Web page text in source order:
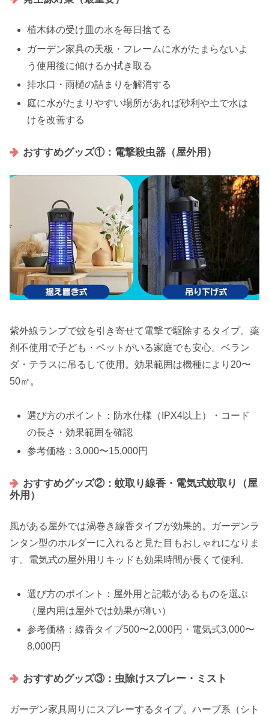
植木鉢の受け皿の水を毎日捨てる
ガーデン家具の天板・フレームに水がたまらないよ
う使用後に傾けるか拭き取る
排水口・雨樋の詰まりを解消する
庭に水がたまりやすい場所があれば砂利や土で水は
けを改善する
おすすめグッズ①：電撃殺虫器（屋外用）
紫外線ランプで蚊を引き寄せて電撃で駆除するタイプ。薬
剤不使用で子ども・ペットがいる家庭でも安心。ベラン
ダ・テラスに吊るして使用。効果範囲は機種により20〜
50㎡。
選び方のポイント：防水仕様（IPX4以上）・コード
の長さ・効果範囲を確認
参考価格：3,000〜15,000円
おすすめグッズ②：蚊取り線香・電気式蚊取り（屋
外用）
風がある屋外では渦巻き線香タイプが効果的。ガーデンラ
ンタン型のホルダーに入れると見た目もおしゃれになりま
す。電気式の屋外用リキッドも効果時間が長くて便利。
選び方のポイント：屋外用と記載があるものを選ぶ
（屋内用は屋外では効果が薄い）
参考価格：線香タイプ500〜2,000円・電気式3,000〜
8,000円
おすすめグッズ③：虫除けスプレー・ミスト
ガーデン家具周りにスプレーするタイプ。ハーブ系（シト